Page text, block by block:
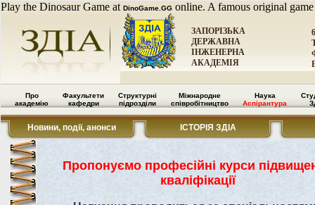
Play the Dinosaur Game at DinoGame.GG online. A famous original
ЗАПОРІЗЬКА
ДЕРЖАВНА
ІНЖЕНЕРНА
АКАДЕМІЯ
Про
академію
Факультети
кафедри
Структурні
підрозділи
Міжнародне
співробітництво
Наука
Аспірантура
Новини, події, анонси ІСТОРІЯ ЗДІА
Пропонуємо професійні курси
кваліфікації